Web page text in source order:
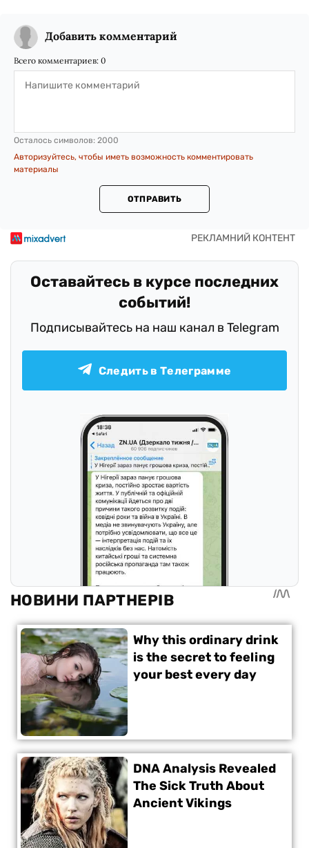
Добавить комментарий
Всего комментариев: 0
Осталось символов: 2000
Авторизуйтесь, чтобы иметь возможность комментировать
материалы
ОТПРАВИТЬ
Оставайтесь в курсе последних
событий!
Подписывайтесь на наш канал в Telegram
Следить в Телеграмме